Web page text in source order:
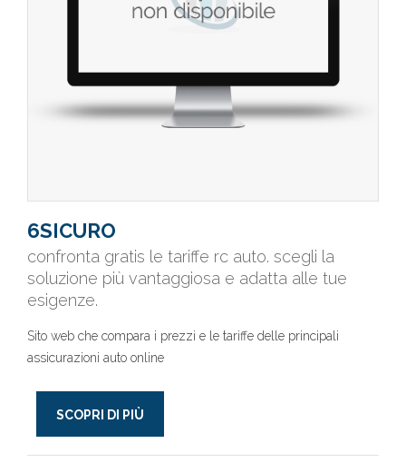
6SICURO
confronta gratis le tariffe rc auto. scegli la
soluzione più vantaggiosa e adatta alle tue
esigenze.
Sito web che compara i prezzi e le tariffe delle principali
assicurazioni auto online
SCOPRI DI PIÙ